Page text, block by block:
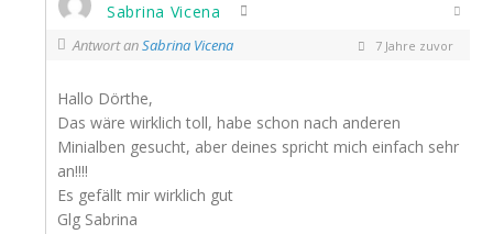
Sabrina Vicena
Antwort anSabrina Vicena 7 Jahre zuvor
Hallo Dörthe,
Das wäre wirklich toll, habe schon nach anderen
Minialben gesucht, aber deines spricht mich einfach sehr
an!!!!
Es gefällt mir wirklich gut
Glg Sabrina